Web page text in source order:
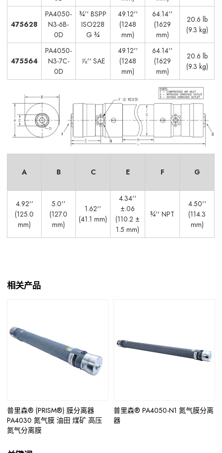
475628
PA4050-
N3-6B-
0D
¾'' BSPP
ISO228
G ¾
49.12''
(1248
mm)
64.14''
(1629
mm)
20.6 lb
(9.3 kg)
475564
PA4050-
N3-7C-
0D
⅞'' SAE
49.12''
(1248
mm)
64.14''
(1629
mm)
20.6 lb
(9.3 kg)
A B C E F G
4.92''
(125.0
mm)
5.0''
(127.0
mm)
1.62''
(41.1 mm)
4.34''
±.06
(110.2 ±
1.5 mm)
¾'' NPT
4.50''
(114.3
mm)
相关产品
普里森® (PRISM®) 膜分离器
PA4030 氮气膜 油田 煤矿 高压
氮气分离膜
普里森® PA4050-N1 氮气膜分离
器